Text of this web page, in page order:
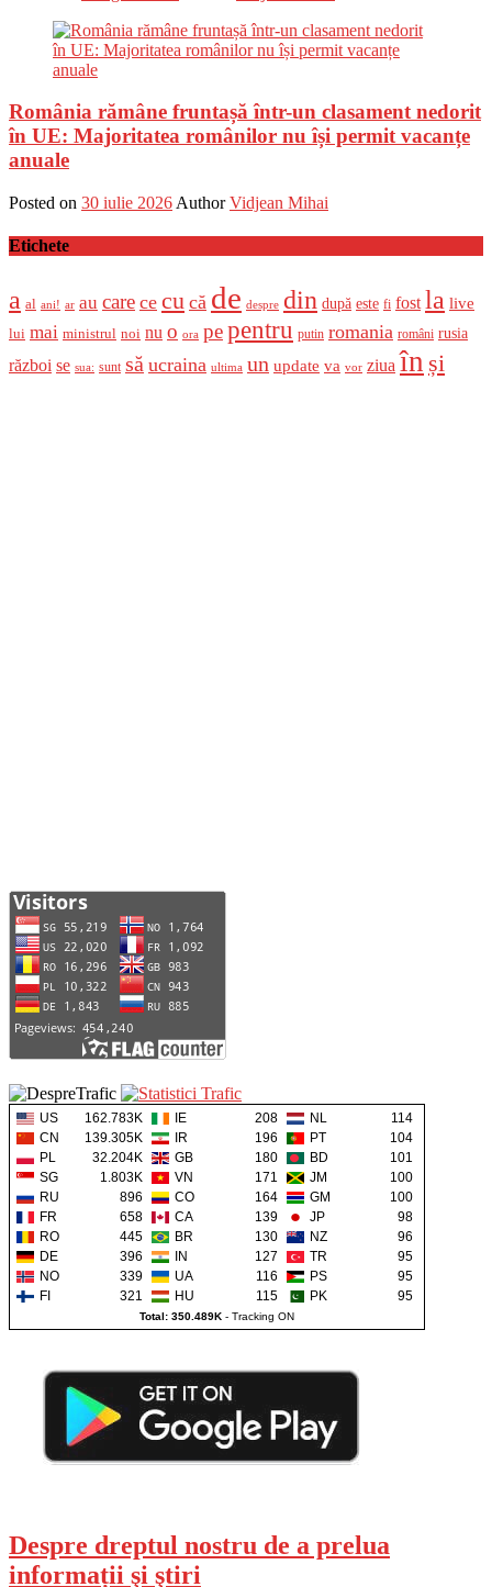
România rămâne fruntașă într-un clasament nedorit
în UE: Majoritatea românilor nu își permit vacanțe
anuale
Posted on 30 iulie 2026 Author Vidjean Mihai
Etichete
a al ani! ar au care ce cu că de despre din după este fi fost la live
lui mai ministrul noi nu o ora pepentru putin romania români rusia
război se sua: sunt să ucraina ultima un update va vor ziua în și
US 162.783K IE 208 NL
114
CN
139.305K IR 196 PT
104
PL
32.204K GB 180 BD
101
SG
1.803K VN 171 JM
100
RU
896 CO 164 GM
100
FR
658 CA 139 JP
98
RO
445 BR 130 NZ
96
DE
396 IN 127 TR
95
NO
339 UA 116 PS
95
FI
321 HU 115 PK 95
Total: 350.489K - Tracking ON
Despre dreptul nostru de a prelua
informații şi ştiri